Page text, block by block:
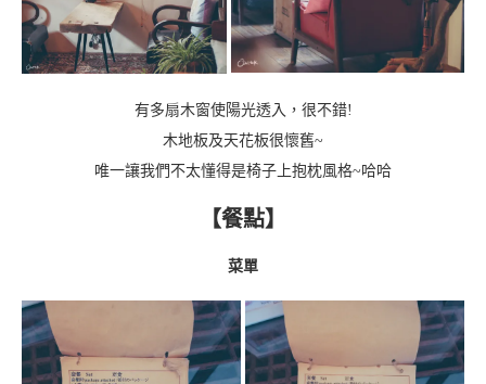
有多扇木窗使陽光透入，很不錯!
木地板及天花板很懷舊~
唯一讓我們不太懂得是椅子上抱枕風格~哈哈
【餐點】
菜單